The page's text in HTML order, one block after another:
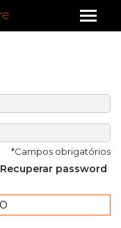
*Campos obrigatórios
Recuperar password